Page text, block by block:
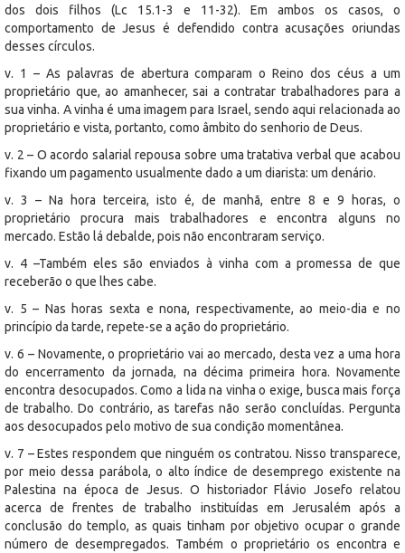
dos dois filhos (Lc 15.1-3 e 11-32). Em ambos os casos, o
comportamento de Jesus é defendido contra acusações oriundas
desses círculos.
v. 1 – As palavras de abertura comparam o Reino dos céus a um
proprietário que, ao amanhecer, sai a contratar trabalhadores para a
sua vinha. A vinha é uma imagem para Israel, sendo aqui relacionada ao
proprietário e vista, portanto, como âmbito do senhorio de Deus.
v. 2 – O acordo salarial repousa sobre uma tratativa verbal que acabou
fixando um pagamento usualmente dado a um diarista: um denário.
v. 3 – Na hora terceira, isto é, de manhã, entre 8 e 9 horas, o
proprietário procura mais trabalhadores e encontra alguns no
mercado. Estão lá debalde, pois não encontraram serviço.
v. 4 –Também eles são enviados à vinha com a promessa de que
receberão o que lhes cabe.
v. 5 – Nas horas sexta e nona, respectivamente, ao meio-dia e no
princípio da tarde, repete-se a ação do proprietário.
v. 6 – Novamente, o proprietário vai ao mercado, desta vez a uma hora
do encerramento da jornada, na décima primeira hora. Novamente
encontra desocupados. Como a lida na vinha o exige, busca mais força
de trabalho. Do contrário, as tarefas não serão concluídas. Pergunta
aos desocupados pelo motivo de sua condição momentânea.
v. 7 – Estes respondem que ninguém os contratou. Nisso transparece,
por meio dessa parábola, o alto índice de desemprego existente na
Palestina na época de Jesus. O historiador Flávio Josefo relatou
acerca de frentes de trabalho instituídas em Jerusalém após a
conclusão do templo, as quais tinham por objetivo ocupar o grande
número de desempregados. Também o proprietário os encontra e